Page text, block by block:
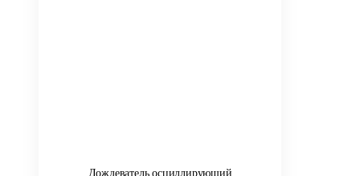
Дождеватель осциллирующий